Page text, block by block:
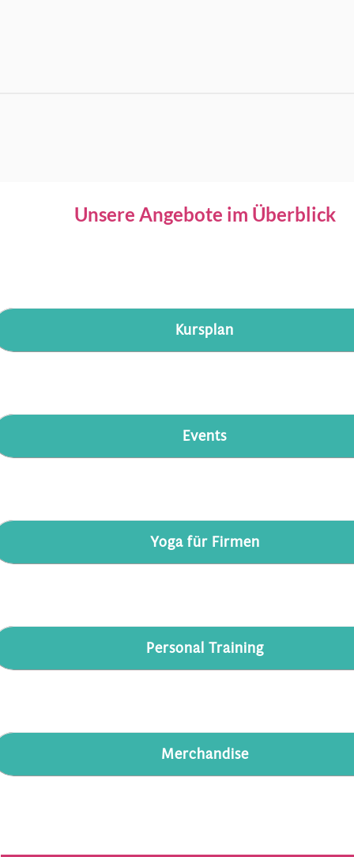
Unsere Angebote im Überblick
Kursplan
Events
Yoga für Firmen
Personal Training
Merchandise